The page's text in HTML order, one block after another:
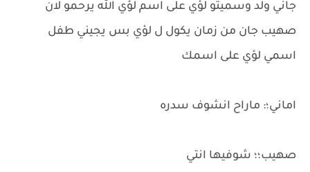
جاني ولد وسميتو لؤي على اسم لؤي الله يرحمو لان
صهيب جان من زمان يكول ل لؤي بس يجيني طفل
اسمي لؤي على اسمك
اماني؛: ماراح انشوف سدره
صهيب؛؛ شوفيها انتي